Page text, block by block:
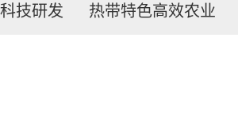
科技研发 热带特色高效农业